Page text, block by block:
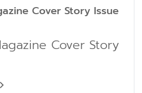
Cover Story Issue
Cover Story